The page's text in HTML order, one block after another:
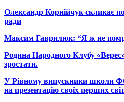
Олександр Корнійчук скликає
ради
Максим Гаврилюк: “Я ж не
Родина Народного Клубу
зростати.
У Рівному випускники школи
на презентацію своїх перших